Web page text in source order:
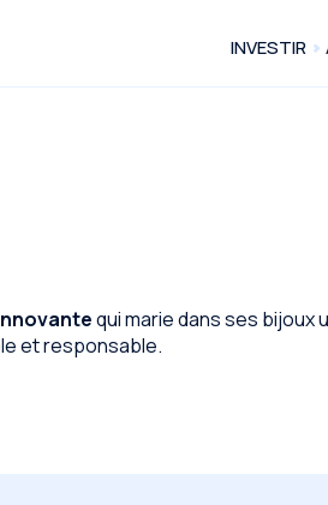
INVESTIR
qui marie dans ses
et responsable.